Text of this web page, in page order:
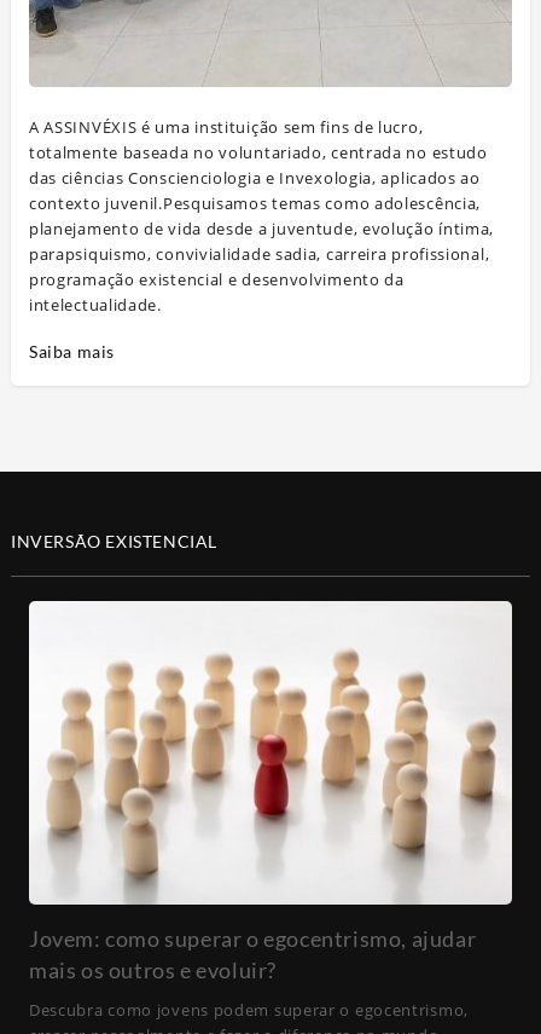
A ASSINVÉXIS é uma instituição sem fins de lucro,
totalmente baseada no voluntariado, centrada no estudo
das ciências Conscienciologia e Invexologia, aplicados ao
contexto juvenil.Pesquisamos temas como adolescência,
planejamento de vida desde a juventude, evolução íntima,
parapsiquismo, convivialidade sadia, carreira profissional,
programação existencial e desenvolvimento da
intelectualidade.
Saiba mais
INVERSÃO EXISTENCIAL
Jovem: como superar o egocentrismo, ajudar
mais os outros e evoluir?
Descubra como jovens podem superar o egocentrismo,